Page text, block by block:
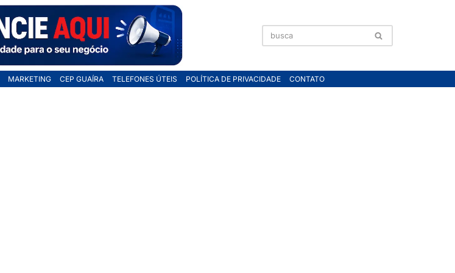
MARKETING CEP GUAÍRA TELEFONES ÚTEIS POLÍTICA DE PRIVACIDADE CONTATO